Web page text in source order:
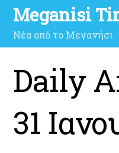
Meganisi
Νέα από το Μεγανήσι
Daily
31